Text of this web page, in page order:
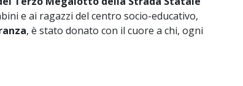
e ai ragazzi del centro socio-educativo,
, è stato donato con il cuore a chi, ogni